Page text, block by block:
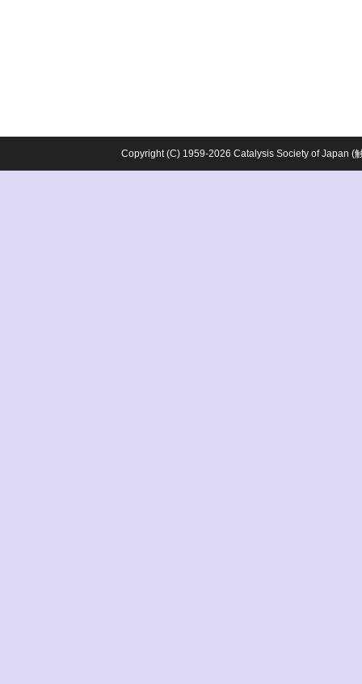
Copyright (C) 1959-2026 Catalysis Society of Japan (